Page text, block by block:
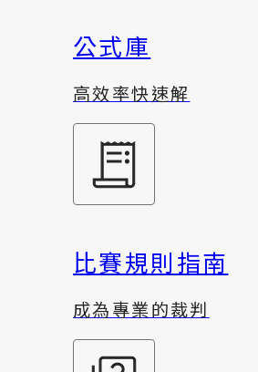
公式庫
高效率快速解
比賽規則指南
成為專業的裁判